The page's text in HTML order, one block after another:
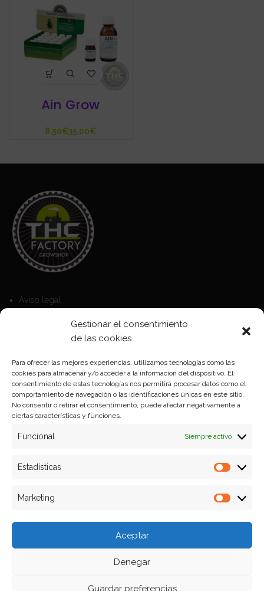
Gestionar el consentimiento
de las cookies
Para ofrecer las mejores experiencias, utilizamos tecnologías como las
cookies para almacenar y/o acceder a la información del dispositivo. El
consentimiento de estas tecnologías nos permitirá procesar datos como el
comportamiento de navegación o las identificaciones únicas en este sitio.
No consentir o retirar el consentimiento, puede afectar negativamente a
ciertas características y funciones.
Funcional Siempre activo
Estadísticas
Marketing
Aceptar
Denegar
Guardar preferencias
Ain Grow
€ €
Aviso legal
Política de Cookies
Política de privacidad
Formas de pago
Plazos y condiciones de envio
Politica de devoluciones